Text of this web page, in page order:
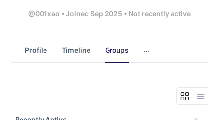
@001xao • Joined Sep 2025 • Not recently active
Profile Timeline Groups
Order